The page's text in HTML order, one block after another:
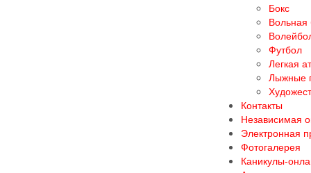
Бокс
Вольная
Футбол
Легкая
Лыжные
Контакты
Независимая
Электронная
Фотогалерея
Каникулы-